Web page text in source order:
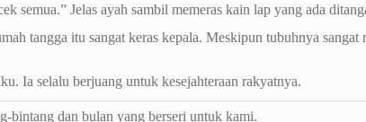
semua.” Jelas ayah sambil memeras kain lap yang ada
tangga itu sangat keras kepala. Meskipun tubuhnya
Ia selalu berjuang untuk kesejahteraan rakyatnya.
bintang dan bulan yang berseri untuk kami.